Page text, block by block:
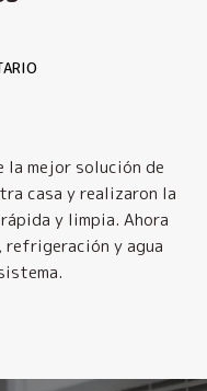
la mejor solución de
casa y realizaron la
y limpia. Ahora
y agua